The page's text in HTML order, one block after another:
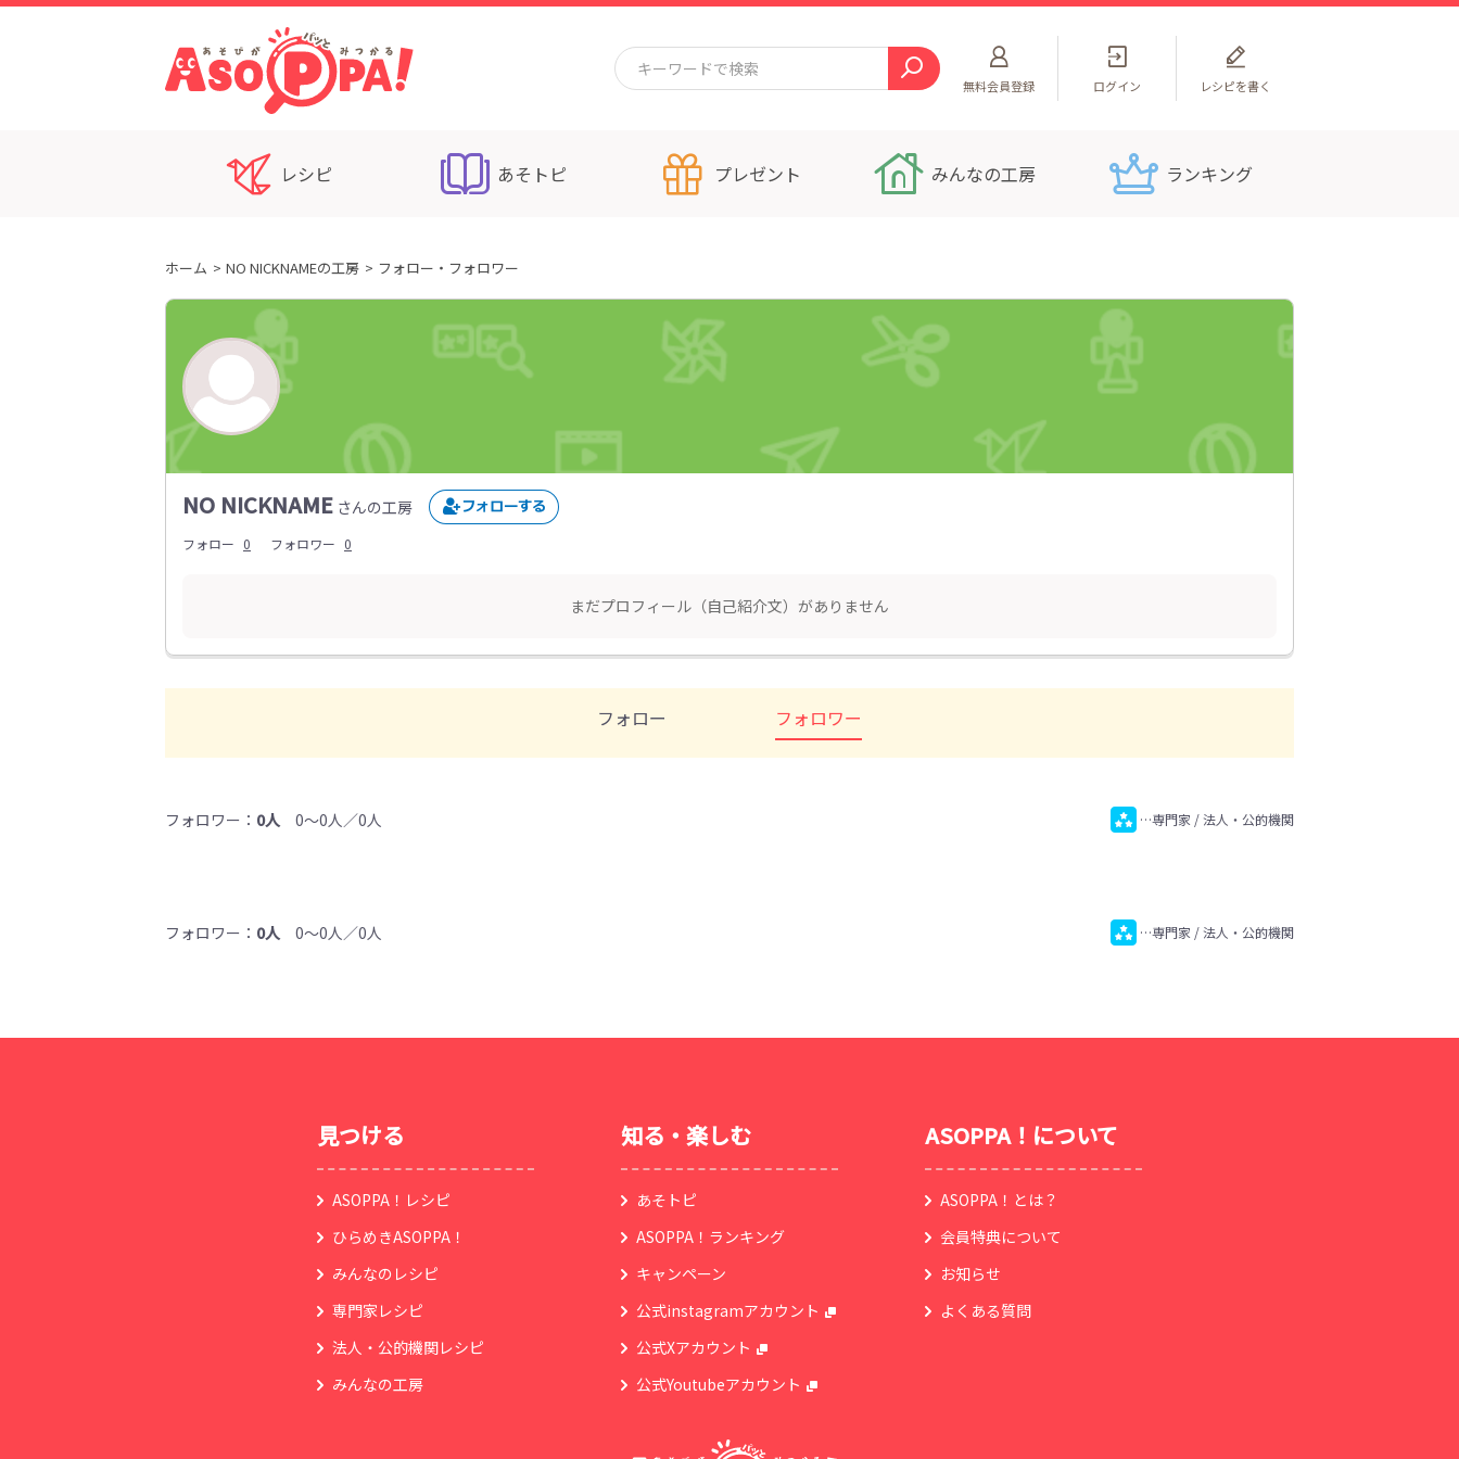
無料会員登録 ログイン レシピを書く
レシピ あそトピ プレゼント みんなの工房 ランキング
ホーム NO NICKNAMEの工房 フォロー・フォロワー
NO NICKNAME さんの工房
フォロー 0 フォロワー 0
まだプロフィール（自己紹介文）がありません
フォロー フォロワー
フォロワー： 0人0～0人／0人 …専門家 / 法人・公的機関
フォロワー： 0人0～0人／0人 …専門家 / 法人・公的機関
見つける
ASOPPA！レシピ
ひらめきASOPPA！
みんなのレシピ
専門家レシピ
法人・公的機関レシピ
みんなの工房
知る・楽しむ
あそトピ
ASOPPA！ランキング
キャンペーン
公式instagramアカウント
公式Xアカウント
公式Youtubeアカウント
ASOPPA！について
ASOPPA！とは？
会員特典について
お知らせ
よくある質問